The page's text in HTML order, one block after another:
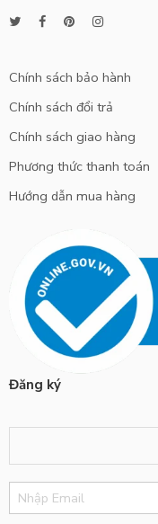
Chính sách bảo hành
Chính sách đổi trả
Chính sách giao hàng
Phương thức thanh toán
Hướng dẫn mua hàng
Đăng ký